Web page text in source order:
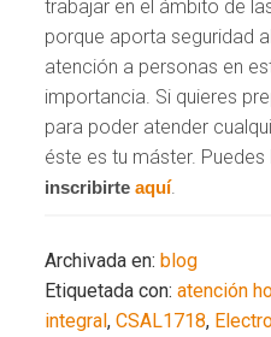
trabajar en el ámbito de
porque aporta seguridad
atención a personas en
importancia. Si quieres
para poder atender
éste es tu máster. Puedes
inscribirte aquí.
Archivada en:blog
Etiquetada con:atención
integral,CSAL1718,